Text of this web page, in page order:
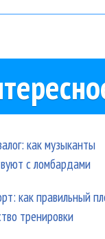
как музыканты
с ломбардами
как правильный
тренировки